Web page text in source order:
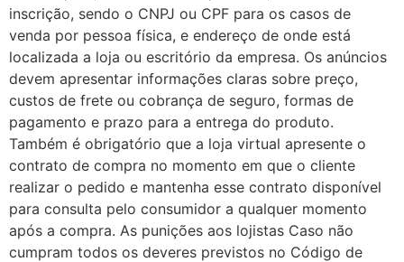
inscrição, sendo o CNPJ ou CPF para os casos de
venda por pessoa física, e endereço de onde está
localizada a loja ou escritório da empresa. Os anúncios
devem apresentar informações claras sobre preço,
custos de frete ou cobrança de seguro, formas de
pagamento e prazo para a entrega do produto.
Também é obrigatório que a loja virtual apresente o
contrato de compra no momento em que o cliente
realizar o pedido e mantenha esse contrato disponível
para consulta pelo consumidor a qualquer momento
após a compra. As punições aos lojistas Caso não
cumpram todos os deveres previstos no Código de